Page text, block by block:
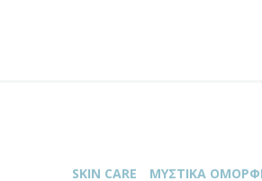
SKIN CARE ΜΥΣΤΙΚΆ